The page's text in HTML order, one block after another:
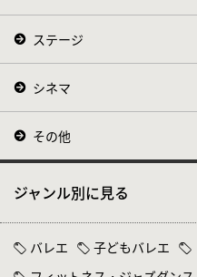
ステージ
シネマ
その他
ジャンル別に見る
バレエ 子どもバレエ